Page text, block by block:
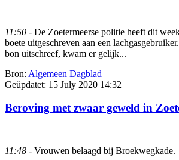
11:50 - De Zoetermeerse politie heeft dit
boete uitgeschreven aan een
bon uitschreef, kwam er gelijk...
Bron: Algemeen Dagblad
Geüpdatet: 15 July 2020 14:32
Beroving met zwaar geweld in
11:48 - Vrouwen belaagd bij Broekwegkade.